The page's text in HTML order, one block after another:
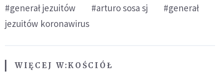
#generał jezuitów #arturo sosa sj
#generał
jezuitów koronawirus
WIĘCEJ W:KOŚCIÓŁ